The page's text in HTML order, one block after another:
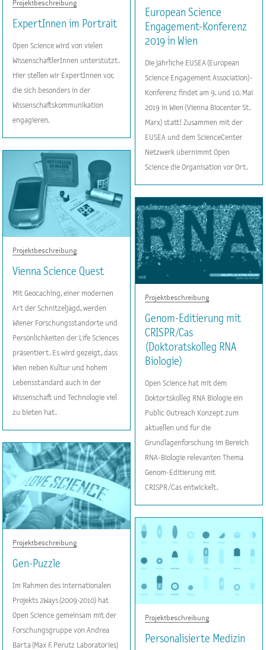
European Science
Engagement-Konferenz
2019 in Wien
Die jährliche EUSEA (European
Science Engagement Association)-
Konferenz findet am 9. und 10. Mai
2019 in Wien (Vienna Biocenter St.
Marx) statt! Zusammen mit der
EUSEA und dem ScienceCenter
Netzwerk übernimmt Open
Science die Organisation vor Ort.
Projektbeschreibung
ExpertInnen im Portrait
Open Science wird von vielen
WissenschaftlerInnen unterstützt.
Hier stellen wir ExpertInnen vor,
die sich besonders in der
Wissenschaftskommunikation
engagieren.
Projektbeschreibung
Vienna Science Quest
Mit Geocaching, einer modernen
Art der Schnitzeljagd, werden
Wiener Forschungsstandorte und
Persönlichkeiten der Life Sciences
präsentiert. Es wird gezeigt, dass
Wien neben Kultur und hohem
Lebensstandard auch in der
Wissenschaft und Technologie viel
zu bieten hat.
Projektbeschreibung
Genom-Editierung mit
CRISPR/Cas
(Doktoratskolleg RNA
Biologie)
Open Science hat mit dem
Doktortskolleg RNA Biologie ein
Public Outreach Konzept zum
aktuellen und für die
Grundlagenforschung im Bereich
RNA-Biologie relevanten Thema
Genom-Editierung mit
CRISPR/Cas entwickelt.
Projektbeschreibung
Gen-Puzzle
Im Rahmen des internationalen
Projekts 2Ways (2009-2010) hat
Open Science gemeinsam mit der
Forschungsgruppe von Andrea
Barta (Max F. Perutz Laboratories)
Projektbeschreibung
Personalisierte Medizin